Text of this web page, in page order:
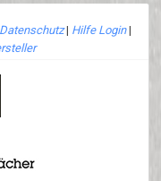
Datenschutz| Hilfe Login|